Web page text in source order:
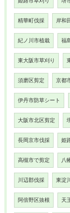
精華町伐採 岸和
紀ノ川市植栽 福
東大阪市草刈り
須磨区剪定 京都
伊丹市防草シート
大阪市北区剪定
長岡京市伐採 姫
高槻市で剪定 八
川辺郡伐採 東淀
阿倍野区抜根 天